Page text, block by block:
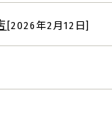
[2026年2月12日]